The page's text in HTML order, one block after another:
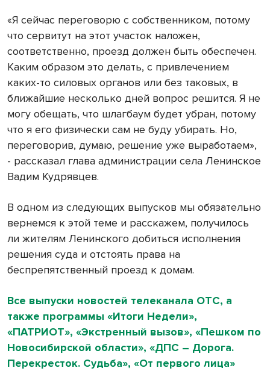
«Я сейчас переговорю с собственником, потому
что сервитут на этот участок наложен,
соответственно, проезд должен быть обеспечен.
Каким образом это делать, с привлечением
каких-то силовых органов или без таковых, в
ближайшие несколько дней вопрос решится. Я не
могу обещать, что шлагбаум будет убран, потому
что я его физически сам не буду убирать. Но,
переговорив, думаю, решение уже выработаем»,
- рассказал глава администрации села Ленинское
Вадим Кудрявцев.
В одном из следующих выпусков мы обязательно
вернемся к этой теме и расскажем, получилось
ли жителям Ленинского добиться исполнения
решения суда и отстоять права на
беспрепятственный проезд к домам.
Все выпуски новостей телеканала ОТС, а
также программы «Итоги Недели»,
«ПАТРИОТ», «Экстренный вызов», «Пешком по
Новосибирской области», «ДПС – Дорога.
Перекресток. Судьба», «От первого лица»